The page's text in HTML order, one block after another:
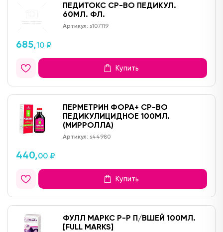
ПЕДИТОКС СР-ВО ПЕДИКУЛ.
60МЛ. ФЛ.
Артикул: s107119
685,10 ₽
Купить
ПЕРМЕТРИН ФОРА+ СР-ВО
ПЕДИКУЛИЦИДНОЕ 100МЛ.
(МИРРОЛЛА)
Артикул: s44980
440,00 ₽
Купить
ФУЛЛ МАРКС Р-Р П/ВШЕЙ 100МЛ.
[FULL MARKS]